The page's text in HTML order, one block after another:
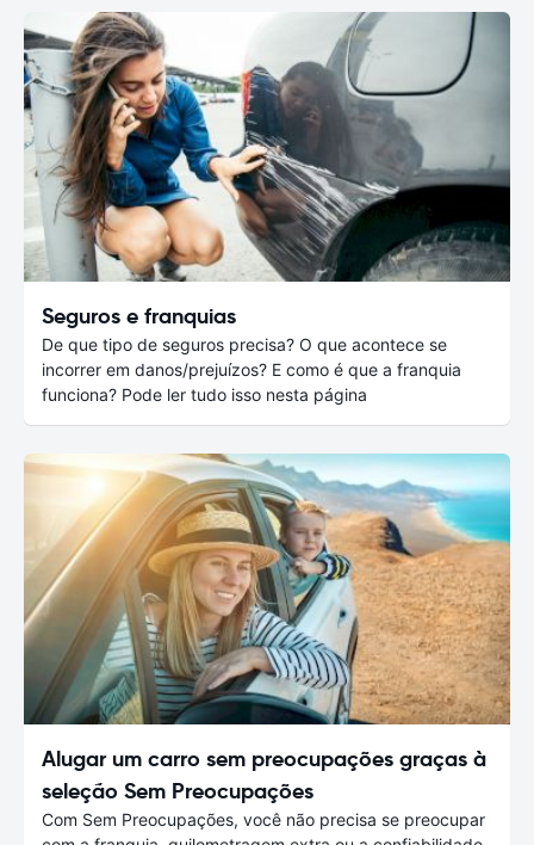
Seguros e franquias
De que tipo de seguros precisa? O que acontece se
incorrer em danos/prejuízos? E como é que a franquia
funciona? Pode ler tudo isso nesta página
Alugar um carro sem preocupações graças à
seleção Sem Preocupações
Com Sem Preocupações, você não precisa se preocupar